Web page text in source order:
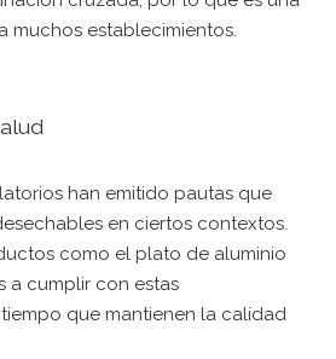
muchos establecimientos.
han emitido pautas que
en ciertos contextos.
como el plato de aluminio
a cumplir con estas
que mantienen la calidad